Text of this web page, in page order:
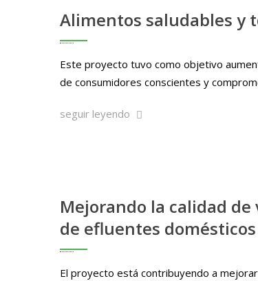
Alimentos saludables y
Este proyecto tuvo como objetivo
de consumidores conscientes y
seguir leyendo
Mejorando la calidad
de efluentes
El proyecto está contribuyendo a